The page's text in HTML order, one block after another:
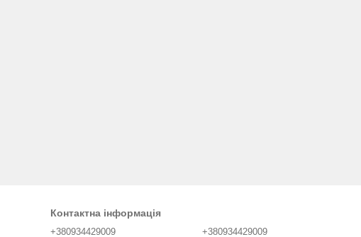
Контактна інформація
+380934429009 +380934429009